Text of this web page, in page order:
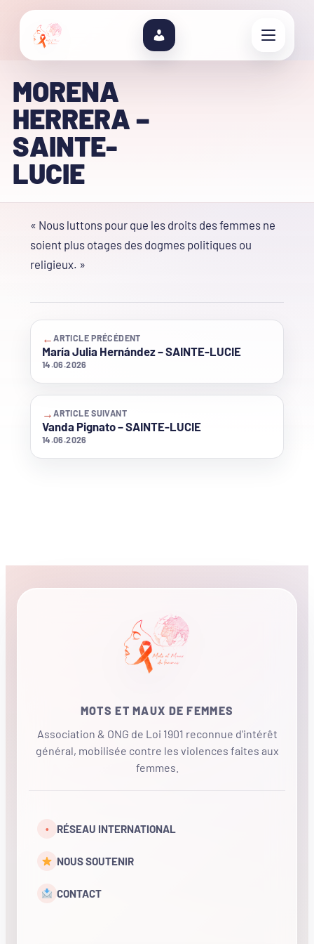
MORENA
HERRERA –
SAINTE-
LUCIE
« Nous luttons pour que les droits des femmes ne
soient plus otages des dogmes politiques ou
religieux. »
←ARTICLE PRÉCÉDENT
María Julia Hernández – SAINTE-LUCIE
14.06.2026
→ARTICLE SUIVANT
Vanda Pignato – SAINTE-LUCIE
14.06.2026
MOTS ET MAUX DE FEMMES
Association & ONG de Loi 1901 reconnue d'intérêt
général, mobilisée contre les violences faites aux
femmes.
• RÉSEAU INTERNATIONAL
NOUS SOUTENIR
CONTACT